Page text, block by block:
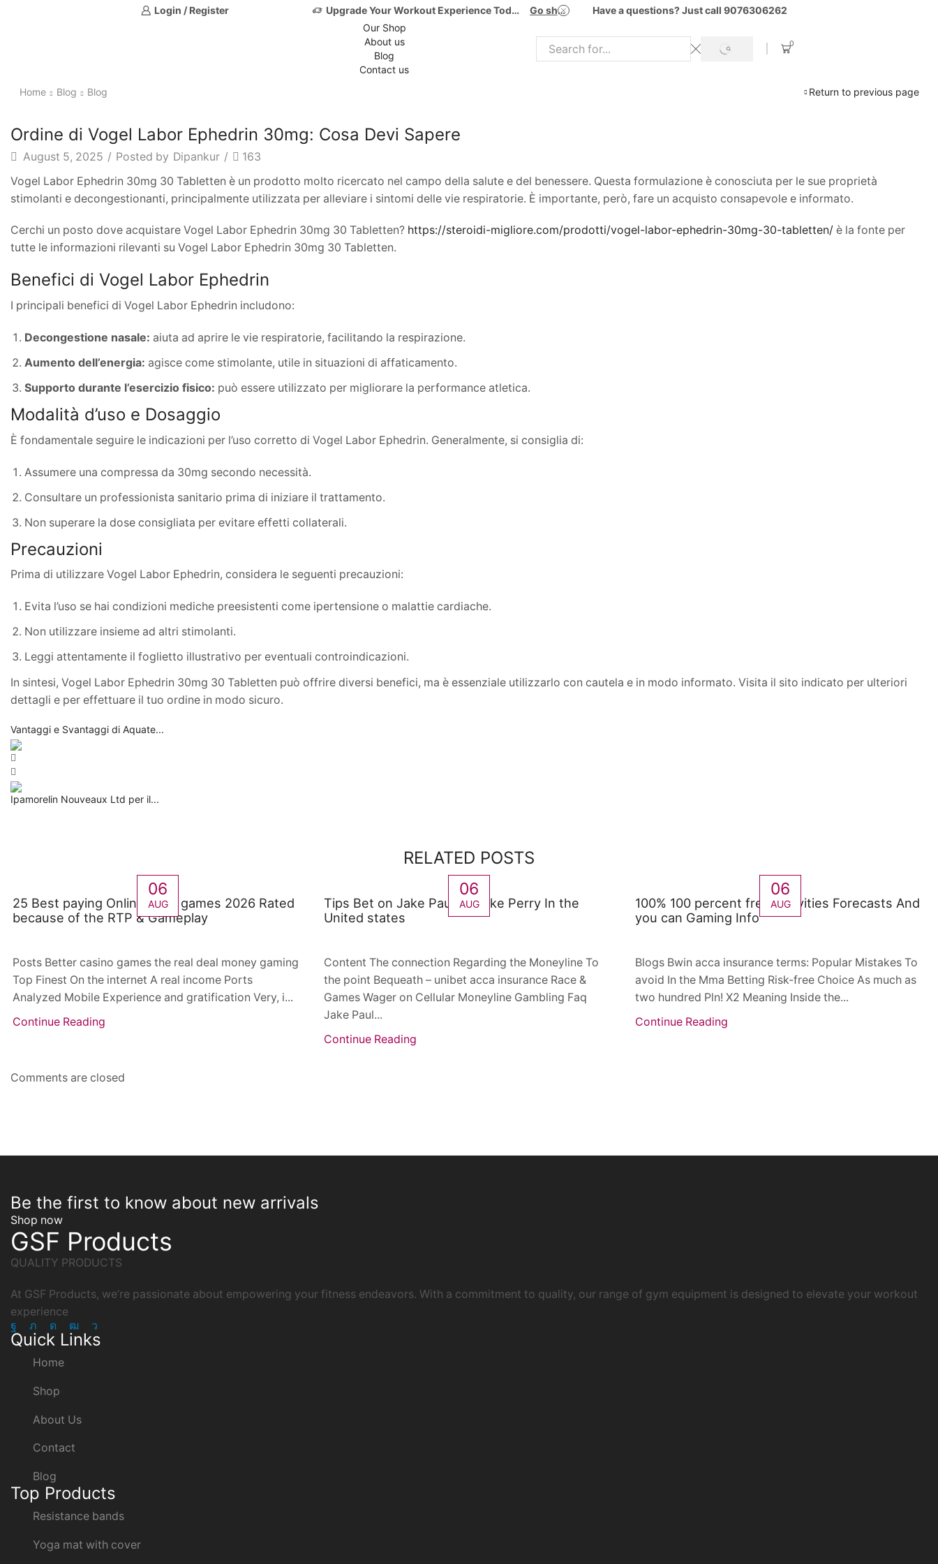
Login / Register Upgrade Your Workout Experience Today! Go shop
Have a questions? Just call 9076306262
Our Shop
About us
Blog
Contact us
Search
SEARCH
0
Return to previous page
Home Blog Blog
Ordine di Vogel Labor Ephedrin 30mg: Cosa Devi Sapere
August 5, 2025 / Posted by Dipankur /
163
Vogel Labor Ephedrin 30mg 30 Tabletten è un prodotto molto ricercato nel campo della salute e del benessere. Questa formulazione è conosciuta per le sue proprietà
stimolanti e decongestionanti, principalmente utilizzata per alleviare i sintomi delle vie respiratorie. È importante, però, fare un acquisto consapevole e informato.
Cerchi un posto dove acquistare Vogel Labor Ephedrin 30mg 30 Tabletten? https://steroidi-migliore.com/prodotti/vogel-labor-ephedrin-30mg-30-tabletten/ è la fonte per
tutte le informazioni rilevanti su Vogel Labor Ephedrin 30mg 30 Tabletten.
Benefici di Vogel Labor Ephedrin
I principali benefici di Vogel Labor Ephedrin includono:
Decongestione nasale: aiuta ad aprire le vie respiratorie, facilitando la respirazione.
Aumento dell’energia: agisce come stimolante, utile in situazioni di affaticamento.
Supporto durante l’esercizio fisico: può essere utilizzato per migliorare la performance atletica.
Modalità d’uso e Dosaggio
È fondamentale seguire le indicazioni per l’uso corretto di Vogel Labor Ephedrin. Generalmente, si consiglia di:
Assumere una compressa da 30mg secondo necessità.
Consultare un professionista sanitario prima di iniziare il trattamento.
Non superare la dose consigliata per evitare effetti collaterali.
Precauzioni
Prima di utilizzare Vogel Labor Ephedrin, considera le seguenti precauzioni:
Evita l’uso se hai condizioni mediche preesistenti come ipertensione o malattie cardiache.
Non utilizzare insieme ad altri stimolanti.
Leggi attentamente il foglietto illustrativo per eventuali controindicazioni.
In sintesi, Vogel Labor Ephedrin 30mg 30 Tabletten può offrire diversi benefici, ma è essenziale utilizzarlo con cautela e in modo informato. Visita il sito indicato per ulteriori
dettagli e per effettuare il tuo ordine in modo sicuro.
Vantaggi e Svantaggi di Aquate...
Ipamorelin Nouveaux Ltd per il...
RELATED POSTS
06
AUG
25 Best paying Online slots games 2026 Rated
because of the RTP & Gameplay
Posts Better casino games the real deal money gaming
Top Finest On the internet A real income Ports
Analyzed Mobile Experience and gratification Very, i...
Continue Reading
06
AUG
Tips Bet on Jake Paul Vs Mike Perry In the
United states
Content The connection Regarding the Moneyline To
the point Bequeath – unibet acca insurance Race &
Games Wager on Cellular Moneyline Gambling Faq
Jake Paul...
Continue Reading
06
AUG
100% 100 percent free Activities Forecasts And
you can Gaming Info
Blogs Bwin acca insurance terms: Popular Mistakes To
avoid In the Mma Betting Risk-free Choice As much as
two hundred Pln! X2 Meaning Inside the...
Continue Reading
Comments are closed
Be the first to know about new arrivals
Shop now
GSF Products
QUALITY PRODUCTS
At GSF Products, we’re passionate about empowering your fitness endeavors. With a commitment to quality, our range of gym equipment is designed to elevate your workout
experience
Facebook
TwitterInstagram
YoutubeTelegram
Quick Links
Home
Shop
About Us
Contact
Blog
Top Products
Resistance bands
Yoga mat with cover